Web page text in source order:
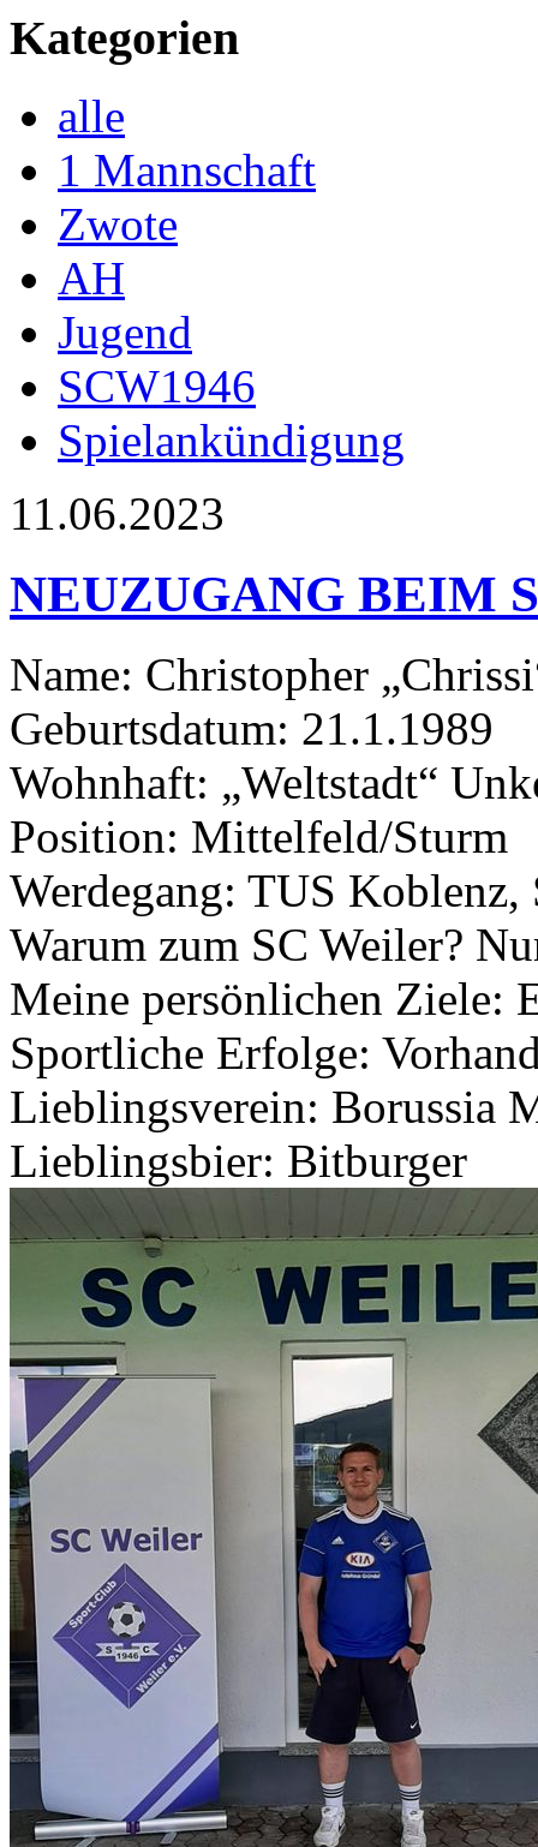
Kategorien
alle
1 Mannschaft
Zwote
AH
Jugend
SCW1946
Spielankündigung
11.06.2023
NEUZUGANG BEIM
Name: Christopher
Geburtsdatum: 21.1.1989
Wohnhaft: „Weltstadt“
Position: Mittelfeld/Sturm
Werdegang: TUS
Warum zum SC Weiler?
Meine persönlichen Ziele:
Sportliche Erfolge:
Lieblingsverein: Borussia
Lieblingsbier: Bitburger